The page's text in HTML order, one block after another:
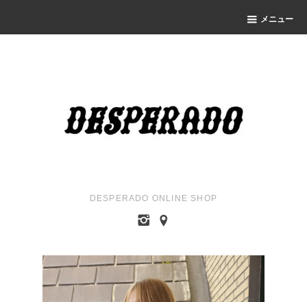
メニュー
DESPERADO ONLINE SHOP